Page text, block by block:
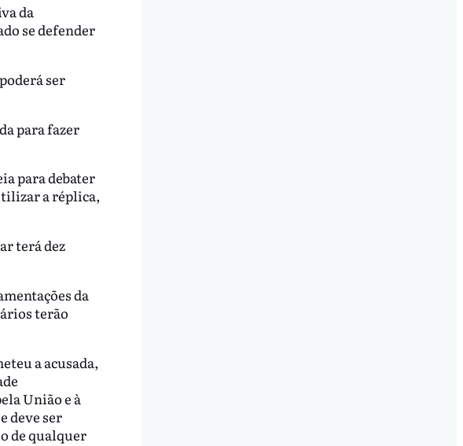
da
se defender
ser
para fazer
para debater
a réplica,
terá dez
da
terão
a acusada,
União e à
deve ser
de qualquer